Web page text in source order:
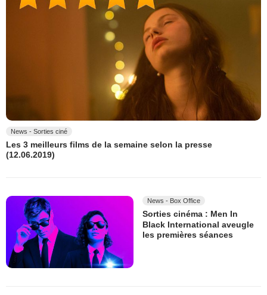
News - Sorties ciné
Les 3 meilleurs films de la semaine selon la presse
(12.06.2019)
News - Box Office
Sorties cinéma : Men In
Black International aveugle
les premières séances